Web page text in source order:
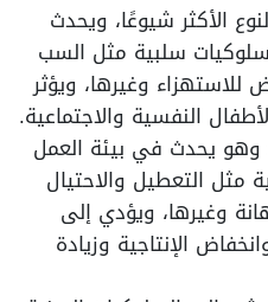
الأكثر شيوعًا، ويحدث
سلبية مثل السب
للاستهزاء وغيرها، ويؤثر
النفسية والاجتماعية.
وهو يحدث في بيئة العمل
التعطيل والاحتيال
وغيرها، ويؤدي إلى
الإنتاجية وزيادة